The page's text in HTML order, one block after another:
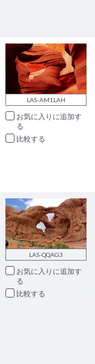
LAS-AM1LAH
お気に入りに追加
比較
LAS-QQAG3
お気に入りに追加
比較